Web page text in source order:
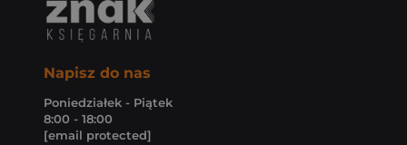
Napisz do nas
Poniedziałek - Piątek
8:00 - 18:00
[email protected]